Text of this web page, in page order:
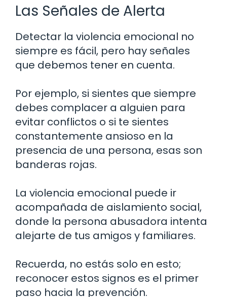
Las Señales de Alerta
Detectar la violencia emocional no
siempre es fácil, pero hay señales
que debemos tener en cuenta.
Por ejemplo, si sientes que siempre
debes complacer a alguien para
evitar conflictos o si te sientes
constantemente ansioso en la
presencia de una persona, esas son
banderas rojas.
La violencia emocional puede ir
acompañada de aislamiento social,
donde la persona abusadora intenta
alejarte de tus amigos y familiares.
Recuerda, no estás solo en esto;
reconocer estos signos es el primer
paso hacia la prevención.